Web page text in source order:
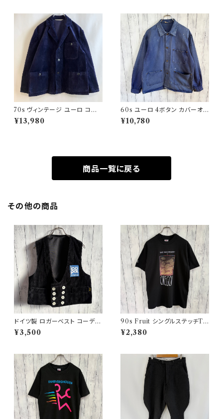
70s ヴィンテージ ユーロ コー
デュロイ セットアップ ビンテー
ジ
¥13,980
60s ユーロ 4ボタン カバーオ
ール ワークジャケット 月桂樹ボ
タン ヴィンテージ
¥10,780
商品一覧に戻る
その他の商品
ドイツ製 ロガーベスト コーデュ
ロイベスト ワークベスト 黒 ダブ
ルブレスト
¥3,500
90s Fruit シングルステッチTシ
ャツ プリントT
¥2,380